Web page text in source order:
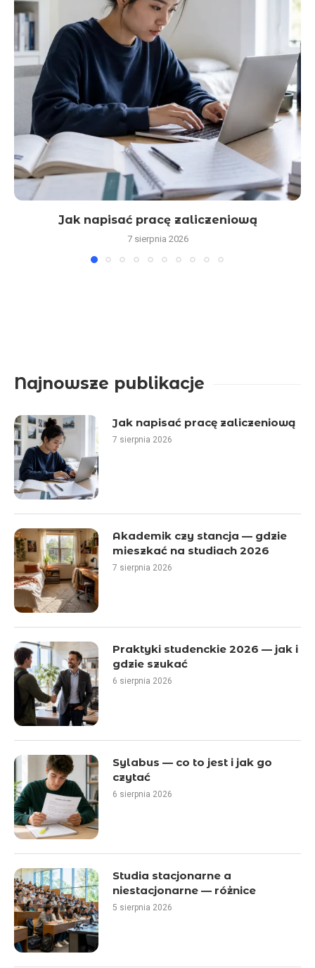
Jak napisać pracę zaliczeniową
7 sierpnia 2026
Najnowsze publikacje
Jak napisać pracę zaliczeniową
7 sierpnia 2026
Akademik czy stancja — gdzie
mieszkać na studiach 2026
7 sierpnia 2026
Praktyki studenckie 2026 — jak i
gdzie szukać
6 sierpnia 2026
Sylabus — co to jest i jak go
czytać
6 sierpnia 2026
Studia stacjonarne a
niestacjonarne — różnice
5 sierpnia 2026